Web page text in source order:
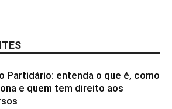
Partidário: entenda o que é, como
e quem tem direito aos